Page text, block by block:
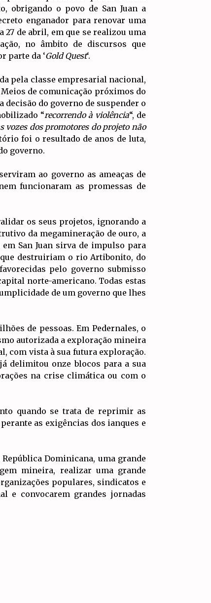
obrigando o povo de San Juan a
enganador para renovar uma
de abril, em que se realizou uma
no âmbito de discursos que
parte da ‘Gold Quest‘.
pela classe empresarial nacional,
de comunicação próximos do
decisão do governo de suspender o
“recorrendo à violência“, de
vozes dos promotores do projeto não
foi o resultado de anos de luta,
governo.
ao governo as ameaças de
funcionaram as promessas de
os seus projetos, ignorando a
da megamineração de ouro, a
San Juan sirva de impulso para
destruiriam o rio Artibonito, do
pelo governo submisso
norte-americano. Todas estas
de um governo que lhes
de pessoas. Em Pedernales, o
autorizada a exploração mineira
com vista à sua futura exploração.
delimitou onze blocos para a sua
na crise climática ou com o
quando se trata de reprimir as
as exigências dos ianques e
Dominicana, uma grande
mineira, realizar uma grande
populares, sindicatos e
e convocarem grandes jornadas